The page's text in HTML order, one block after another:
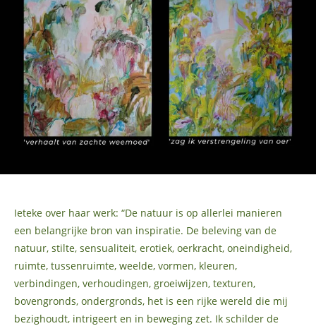
Ieteke over haar werk: “De natuur is op allerlei manieren
een belangrijke bron van inspiratie. De beleving van de
natuur, stilte, sensualiteit, erotiek, oerkracht, oneindigheid,
ruimte, tussenruimte, weelde, vormen, kleuren,
verbindingen, verhoudingen, groeiwijzen, texturen,
bovengronds, ondergronds, het is een rijke wereld die mij
bezighoudt, intrigeert en in beweging zet. Ik schilder de